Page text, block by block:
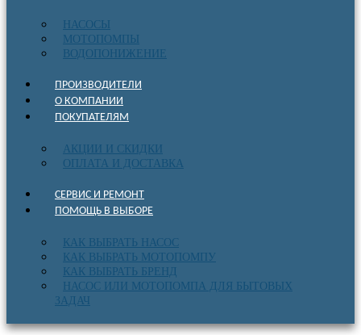
НАСОСЫ
МОТОПОМПЫ
ВОДОПОНИЖЕНИЕ
ПРОИЗВОДИТЕЛИ
О КОМПАНИИ
ПОКУПАТЕЛЯМ
АКЦИИ И СКИДКИ
ОПЛАТА И ДОСТАВКА
СЕРВИС И РЕМОНТ
ПОМОЩЬ В ВЫБОРЕ
КАК ВЫБРАТЬ НАСОС
КАК ВЫБРАТЬ МОТОПОМПУ
КАК ВЫБРАТЬ БРЕНД
НАСОС ИЛИ МОТОПОМПА ДЛЯ БЫТОВЫХ
ЗАДАЧ